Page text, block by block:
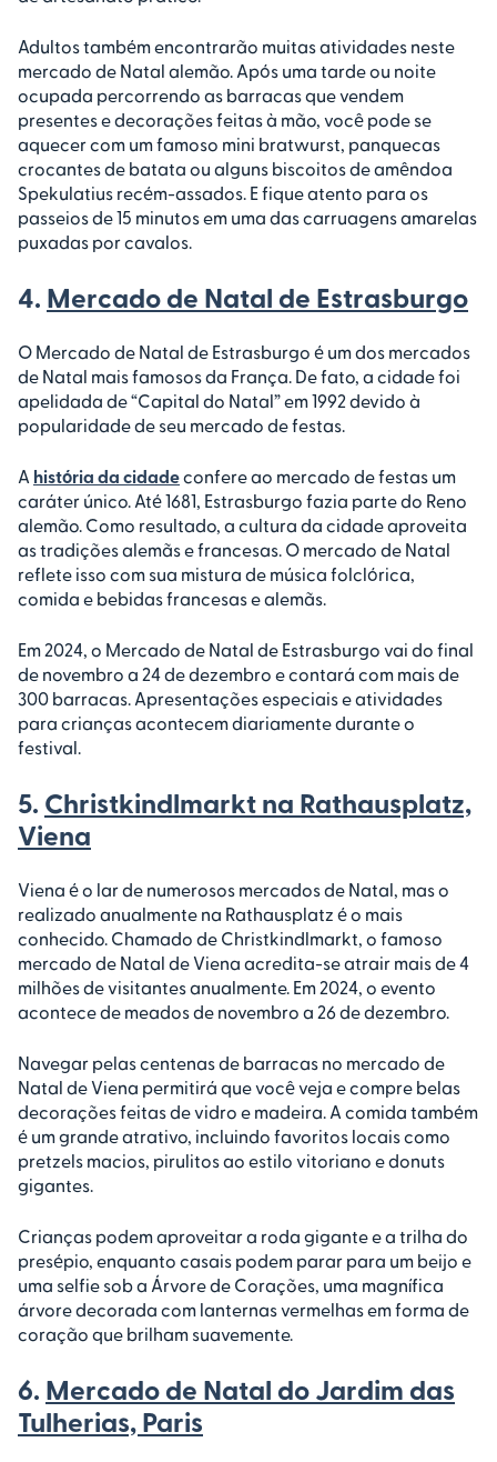
Adultos também encontrarão muitas atividades neste
mercado de Natal alemão. Após uma tarde ou noite
ocupada percorrendo as barracas que vendem
presentes e decorações feitas à mão, você pode se
aquecer com um famoso mini bratwurst, panquecas
crocantes de batata ou alguns biscoitos de amêndoa
Spekulatius recém-assados. E fique atento para os
passeios de 15 minutos em uma das carruagens amarelas
puxadas por cavalos.
4. Mercado de Natal de Estrasburgo
O Mercado de Natal de Estrasburgo é um dos mercados
de Natal mais famosos da França. De fato, a cidade foi
apelidada de “Capital do Natal” em 1992 devido à
popularidade de seu mercado de festas.
A história da cidadeconfere ao mercado de festas um
caráter único. Até 1681, Estrasburgo fazia parte do Reno
alemão. Como resultado, a cultura da cidade aproveita
as tradições alemãs e francesas. O mercado de Natal
reflete isso com sua mistura de música folclórica,
comida e bebidas francesas e alemãs.
Em 2024, o Mercado de Natal de Estrasburgo vai do final
de novembro a 24 de dezembro e contará com mais de
300 barracas. Apresentações especiais e atividades
para crianças acontecem diariamente durante o
festival.
5. Christkindlmarkt na Rathausplatz,
Viena
Viena é o lar de numerosos mercados de Natal, mas o
realizado anualmente na Rathausplatz é o mais
conhecido. Chamado de Christkindlmarkt, o famoso
mercado de Natal de Viena acredita-se atrair mais de 4
milhões de visitantes anualmente. Em 2024, o evento
acontece de meados de novembro a 26 de dezembro.
Navegar pelas centenas de barracas no mercado de
Natal de Viena permitirá que você veja e compre belas
decorações feitas de vidro e madeira. A comida também
é um grande atrativo, incluindo favoritos locais como
pretzels macios, pirulitos ao estilo vitoriano e donuts
gigantes.
Crianças podem aproveitar a roda gigante e a trilha do
presépio, enquanto casais podem parar para um beijo e
uma selfie sob a Árvore de Corações, uma magnífica
árvore decorada com lanternas vermelhas em forma de
coração que brilham suavemente.
6. Mercado de Natal do Jardim das
Tulherias, Paris